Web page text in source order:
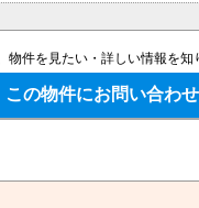
物件を見たい・詳しい情報を知